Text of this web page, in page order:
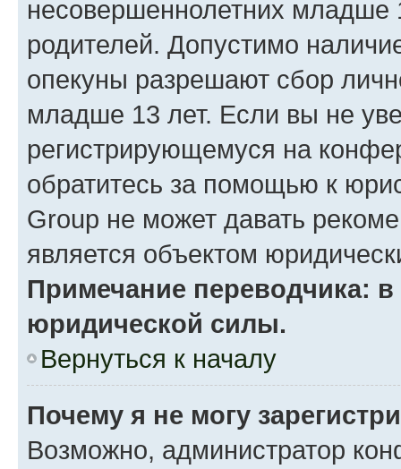
несовершеннолетних младше
родителей. Допустимо
опекуны разрешают сбор
младше 13 лет. Если вы не
регистрирующемуся на
обратитесь за помощью к
Group не может давать
является объектом
Примечание переводчика:
юридической силы.
Вернуться к началу
Почему я не могу
Возможно, администратор